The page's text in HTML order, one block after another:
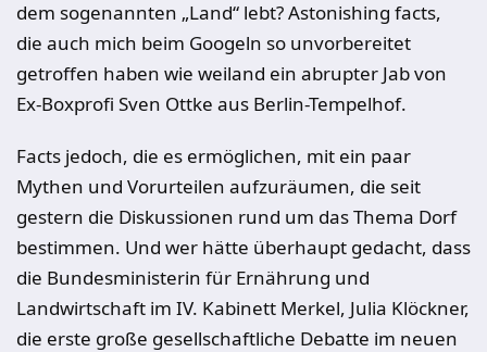
dem sogenannten „Land“ lebt? Astonishing facts,
die auch mich beim Googeln so unvorbereitet
getroffen haben wie weiland ein abrupter Jab von
Ex-Boxprofi Sven Ottke aus Berlin-Tempelhof.
Facts jedoch, die es ermöglichen, mit ein paar
Mythen und Vorurteilen aufzuräumen, die seit
gestern die Diskussionen rund um das Thema Dorf
bestimmen. Und wer hätte überhaupt gedacht, dass
die Bundesministerin für Ernährung und
Landwirtschaft im IV. Kabinett Merkel, Julia Klöckner,
die erste große gesellschaftliche Debatte im neuen